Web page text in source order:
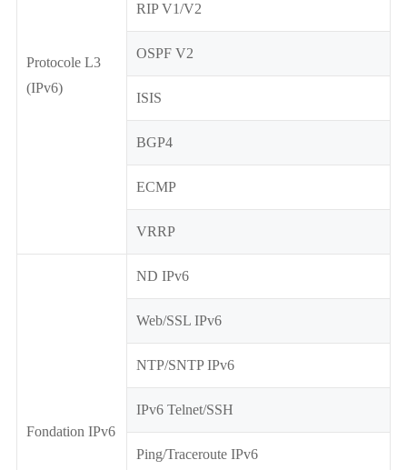
Protocole L3
(IPv6)
RIP V1/V2
OSPF V2
ISIS
BGP4
ECMP
VRRP
Fondation IPv6
ND IPv6
Web/SSL IPv6
NTP/SNTP IPv6
IPv6 Telnet/SSH
Ping/Traceroute IPv6